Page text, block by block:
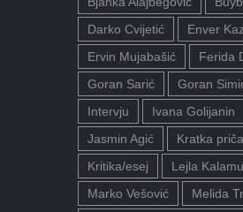
Darko Cvijetić
Enver
Ervin Mujabašić
Ferida
Goran Sarić
Goran
Intervju
Ivana Golijanin
Jasmin Agić
Kratka priča
Kritika/esej
Lejla
Marko Vešović
Melida